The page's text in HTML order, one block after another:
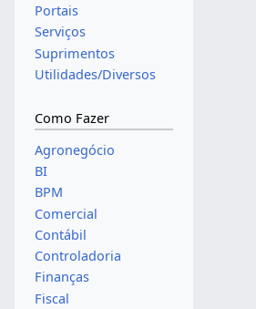
Portais
Serviços
Suprimentos
Utilidades/Diversos
Como Fazer
Agronegócio
BI
BPM
Comercial
Contábil
Controladoria
Finanças
Fiscal